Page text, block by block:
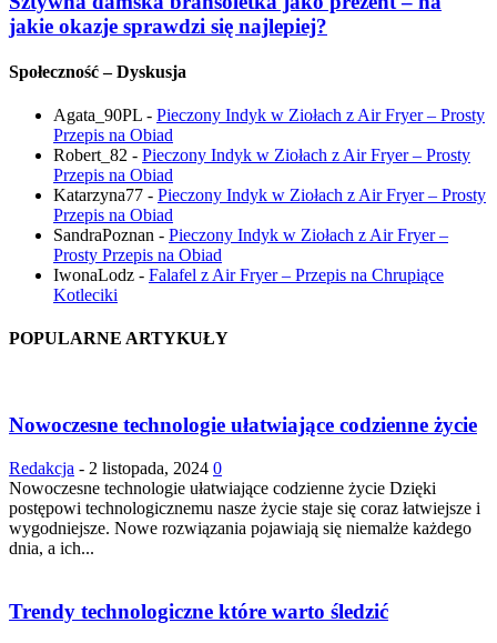
jakie okazje sprawdzi się najlepiej?
Społeczność – Dyskusja
Agata_90PL - Pieczony Indyk w Ziołach z Air Fryer – Prosty
Przepis na Obiad
Robert_82 - Pieczony Indyk w Ziołach z Air Fryer – Prosty
Przepis na Obiad
Katarzyna77 - Pieczony Indyk w Ziołach z Air Fryer – Prosty
Przepis na Obiad
SandraPoznan - Pieczony Indyk w Ziołach z Air Fryer –
Prosty Przepis na Obiad
IwonaLodz - Falafel z Air Fryer – Przepis na Chrupiące
Kotleciki
POPULARNE ARTYKUŁY
Nowoczesne technologie ułatwiające codzienne życie
Redakcja - 2 listopada, 2024 0
Nowoczesne technologie ułatwiające codzienne życie Dzięki
postępowi technologicznemu nasze życie staje się coraz łatwiejsze i
wygodniejsze. Nowe rozwiązania pojawiają się niemalże każdego
dnia, a ich...
Trendy technologiczne które warto śledzić